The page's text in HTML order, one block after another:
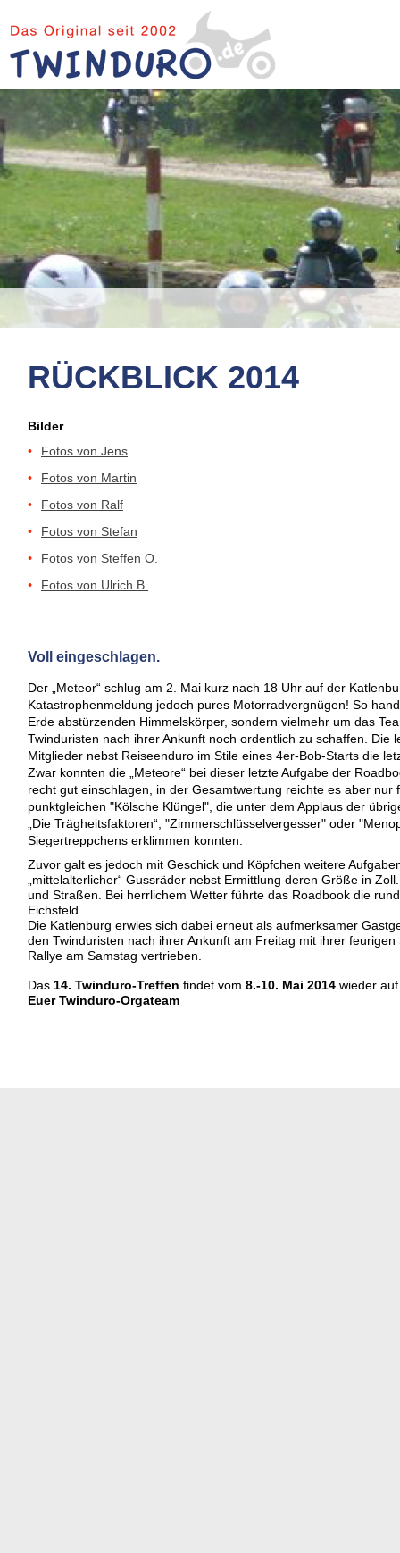
RÜCKBLICK 2014
Bilder
Voll eingeschlagen.
• Fotos von Jens
•
Fotos von Martin
•
Fotos von Ralf
•
Fotos von Stefan
•
Fotos von Steffen O.
•
Fotos von Ulrich B.
Der „Meteor“ schlug am 2. Mai kurz nach 18 Uhr auf der
Katastrophenmeldung jedoch pures Motorradvergnügen! So
Erde abstürzenden Himmelskörper, sondern vielmehr um das
Twinduristen nach ihrer Ankunft noch ordentlich zu schaffen.
Mitglieder nebst Reiseenduro im Stile eines 4er-Bob-Starts die
Zwar konnten die „Meteore“ bei dieser letzte Aufgabe der
recht gut einschlagen, in der Gesamtwertung reichte es aber
punktgleichen "Kölsche Klüngel", die unter dem Applaus der
„Die Trägheitsfaktoren“, "Zimmerschlüsselvergesser" oder
Siegertreppchens erklimmen konnten.
Zuvor galt es jedoch mit Geschick und Köpfchen weitere
„mittelalterlicher“ Gussräder nebst Ermittlung deren Größe in
und Straßen. Bei herrlichem Wetter führte das Roadbook die
Eichsfeld.
Die Katlenburg erwies sich dabei erneut als aufmerksamer
den Twinduristen nach ihrer Ankunft am Freitag mit ihrer
Rallye am Samstag vertrieben.
Das 14. Twinduro-Treffen findet vom 8.-10. Mai 2014 wieder
Euer Twinduro-Orgateam